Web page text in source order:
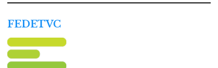
FEDETVC